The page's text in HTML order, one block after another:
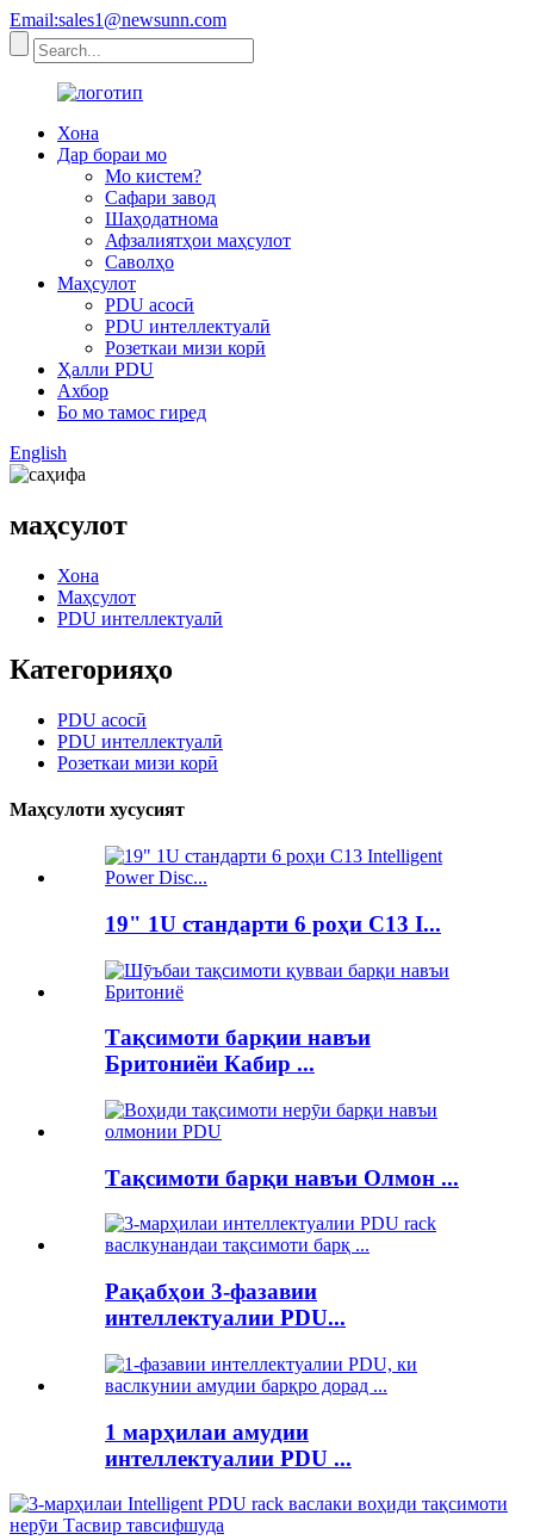
Email:sales1@newsunn.com
Хона
Дар бораи мо
Мо кистем?
Сафари завод
Шаҳодатнома
Афзалиятҳои маҳсулот
Саволҳо
Маҳсулот
PDU асосӣ
PDU интеллектуалӣ
Розеткаи мизи корӣ
Ҳалли PDU
Ахбор
Бо мо тамос гиред
English
маҳсулот
Хона
Маҳсулот
PDU интеллектуалӣ
Категорияҳо
PDU асосӣ
PDU интеллектуалӣ
Розеткаи мизи корӣ
Маҳсулоти хусусият
19" 1U стандарти 6 роҳи C13 I...
Тақсимоти барқии навъи
Бритониёи Кабир ...
Тақсимоти барқи навъи Олмон ...
Рақабҳои 3-фазавии
интеллектуалии PDU...
1 марҳилаи амудии
интеллектуалии PDU ...